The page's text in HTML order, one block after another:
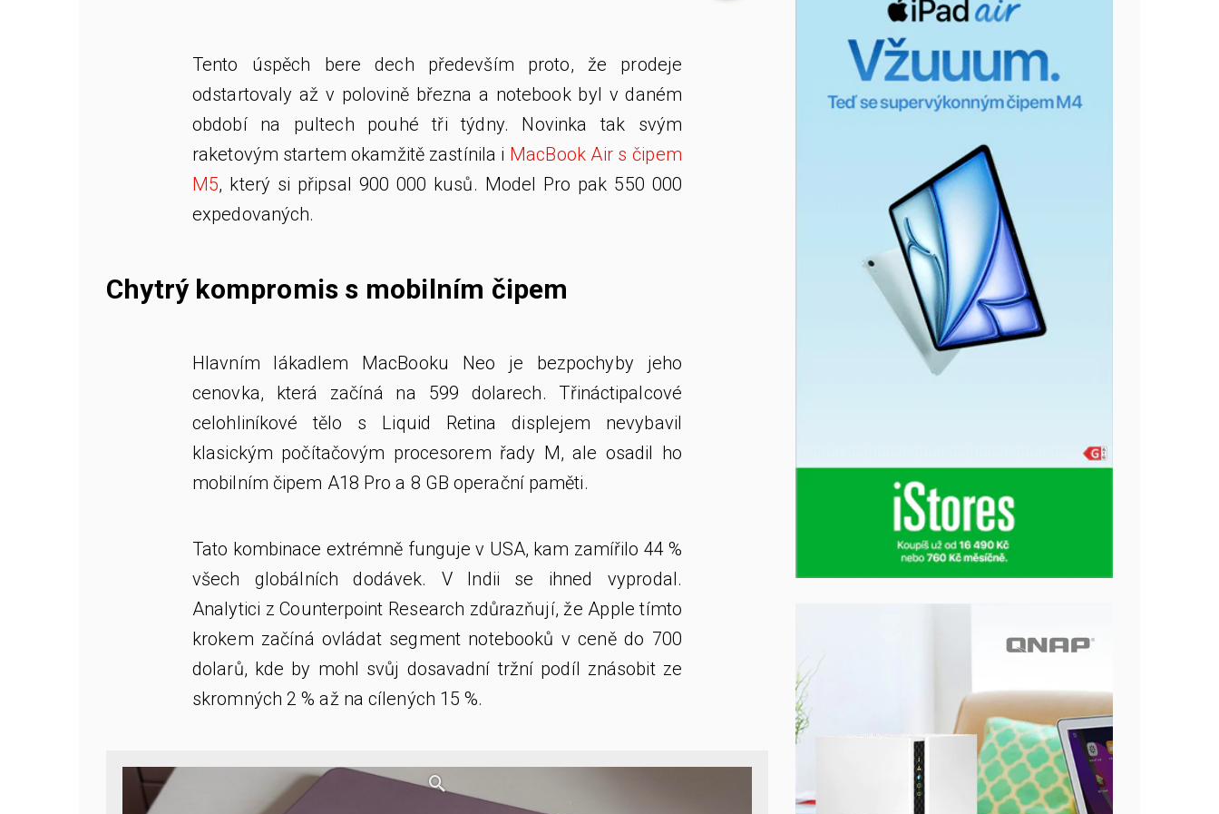
Tento úspěch bere dech především proto, že prodeje
odstartovaly až v polovině března a notebook byl v daném
období na pultech pouhé tři týdny. Novinka tak svým
raketovým startem okamžitě zastínila i MacBook Air s čipem
M5, který si připsal 900 000 kusů. Model Pro pak 550 000
expedovaných.
Chytrý kompromis s mobilním čipem
Hlavním lákadlem MacBooku Neo je bezpochyby jeho
cenovka, která začíná na 599 dolarech. Třináctipalcové
celohliníkové tělo s Liquid Retina displejem nevybavil
klasickým počítačovým procesorem řady M, ale osadil ho
mobilním čipem A18 Pro a 8 GB operační paměti.
Tato kombinace extrémně funguje v USA, kam zamířilo 44 %
všech globálních dodávek. V Indii se ihned vyprodal.
Analytici z Counterpoint Research zdůrazňují, že Apple tímto
krokem začíná ovládat segment notebooků v ceně do 700
dolarů, kde by mohl svůj dosavadní tržní podíl znásobit ze
skromných 2 % až na cílených 15 %.